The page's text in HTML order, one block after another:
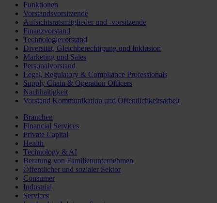
Funktionen
Vorstandsvorsitzende
Aufsichtsratsmitglieder und -vorsitzende
Finanzvorstand
Technologievorstand
Diversität, Gleichberechtigung und Inklusion
Marketing und Sales
Personalvorstand
Legal, Regulatory & Compliance Professionals
Supply Chain & Operation Officers
Nachhaltigkeit
Vorstand Kommunikation und Öffentlichkeitsarbeit
Branchen
Financial Services
Private Capital
Health
Technology & AI
Beratung von Familienunternehmen
Öffentlicher und sozialer Sektor
Consumer
Industrial
Services